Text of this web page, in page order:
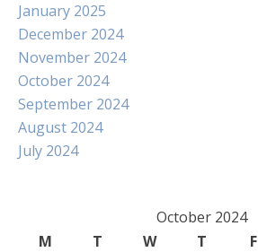
January 2025
December 2024
November 2024
October 2024
September 2024
August 2024
July 2024
October 2024
M
T W T F